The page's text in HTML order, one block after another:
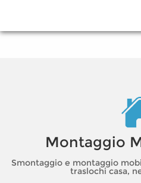
Montaggio
Smontaggio e montaggio
traslochi casa,